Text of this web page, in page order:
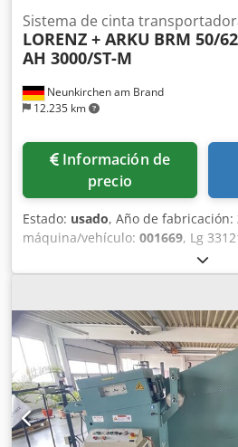
Neunkirchen am Brand
12.235 km
Sistema de cinta
LORENZ + ARKU BRM 50/
AH 3000/ST-M
Información de
precio
Estado: usado, Año de fabricación:
máquina/vehículo: 001669, Lg
solo lado ARKU AH 3000/ST-M Año
Ancho de banda máximo: 600 mm
máxima: 3.000 kg Diámetro
mm Expansión: hidráulica Brazo
Bobinador de recogida con
Soporte de carga de rollos fijo +
desplazamiento del bobinador
Enderezadora de banda de alto
50/620.9 Año de fabricación: 2007
001669 Ancho de paso máximo: